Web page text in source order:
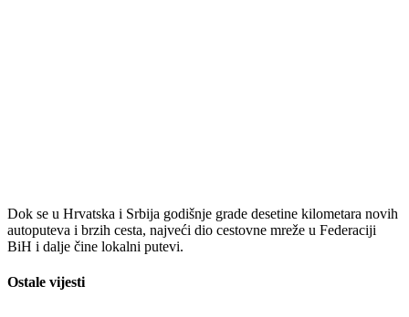
Dok se u Hrvatska i Srbija godišnje grade desetine kilometara novih
autoputeva i brzih cesta, najveći dio cestovne mreže u Federaciji
BiH i dalje čine lokalni putevi.
Ostale vijesti